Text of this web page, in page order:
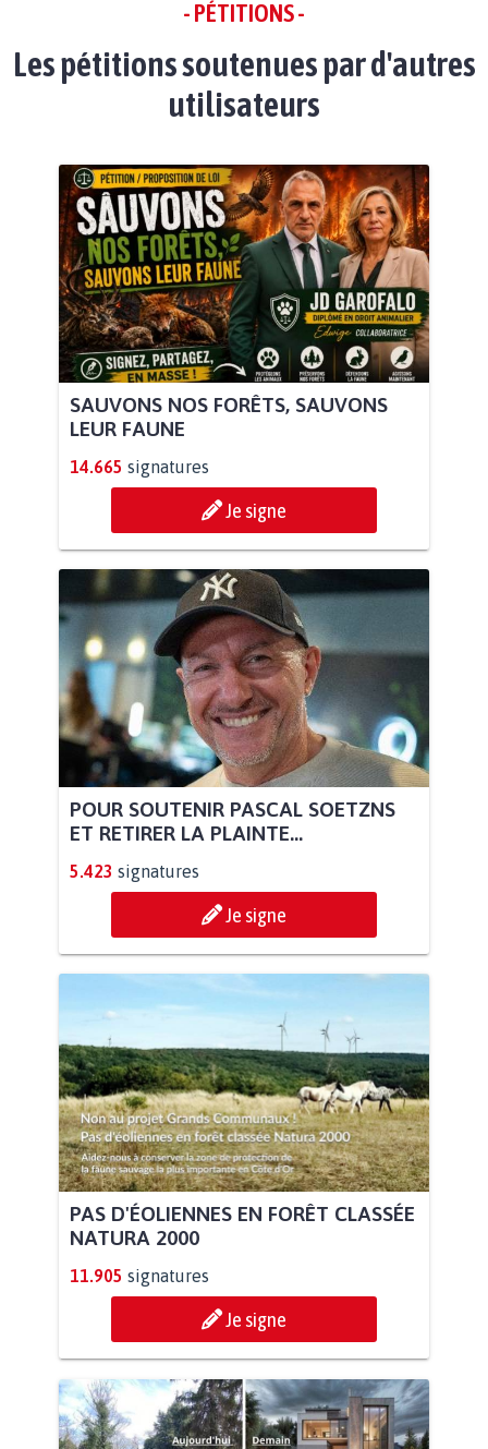
- PÉTITIONS -
Les pétitions soutenues par d'autres
utilisateurs
SAUVONS NOS FORÊTS, SAUVONS
LEUR FAUNE
14.665 signatures
Je signe
POUR SOUTENIR PASCAL SOETZNS
ET RETIRER LA PLAINTE...
5.423 signatures
Je signe
PAS D'ÉOLIENNES EN FORÊT CLASSÉE
NATURA 2000
11.905 signatures
Je signe